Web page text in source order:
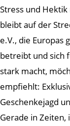
Stress und
bleibt auf der
e.V., die
betreibt und sich
stark macht,
empfiehlt:
Geschenkejagd
Gerade in